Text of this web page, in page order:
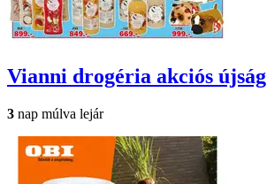
Vianni drogéria akciós újság
3 nap múlva lejár